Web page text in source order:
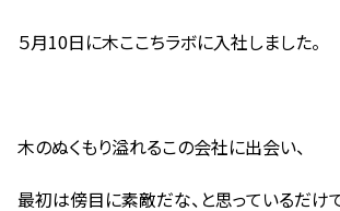
新
５月10日に木ここちラボに入社しました。
木のぬくもり溢れるこの会社に出会い、
最初は傍目に素敵だな、と思っているだけ